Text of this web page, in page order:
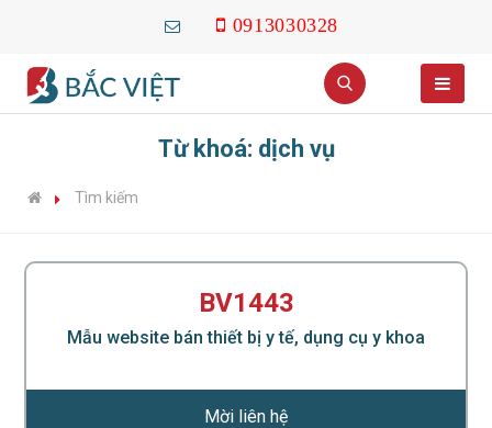
0913030328
Từ khoá: dịch vụ
Tìm kiếm
BV1443
Mẫu website bán thiết bị y tế, dụng cụ y khoa
Mời liên hệ